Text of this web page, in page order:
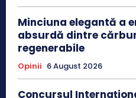
Minciuna elegantă a
absurdă dintre
regenerabile
Opinii 6 August 2026
Concursul